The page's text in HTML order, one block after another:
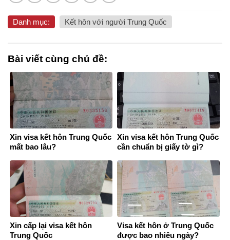
Danh mục: Kết hôn với người Trung Quốc
Bài viết cùng chủ đề:
Xin visa kết hôn Trung Quốc
mất bao lâu?
Xin visa kết hôn Trung Quốc
cần chuẩn bị giấy tờ gì?
Xin cấp lại visa kết hôn
Trung Quốc
Visa kết hôn ở Trung Quốc
được bao nhiêu ngày?